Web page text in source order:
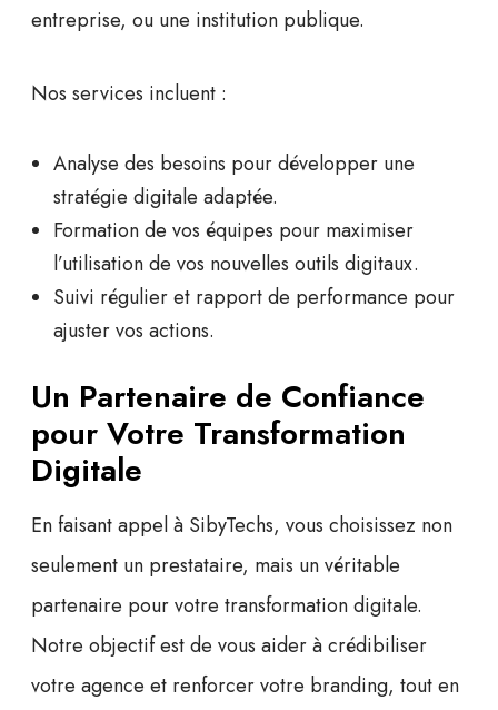
entreprise, ou une institution publique.
Nos services incluent :
Analyse des besoins pour développer une
stratégie digitale adaptée.
Formation de vos équipes pour maximiser
l’utilisation de vos nouvelles outils digitaux.
Suivi régulier et rapport de performance pour
ajuster vos actions.
Un Partenaire de Confiance
pour Votre Transformation
Digitale
En faisant appel à SibyTechs, vous choisissez non
seulement un prestataire, mais un véritable
partenaire pour votre transformation digitale.
Notre objectif est de vous aider àcrédibiliser
votre agence et renforcer votre branding, tout en